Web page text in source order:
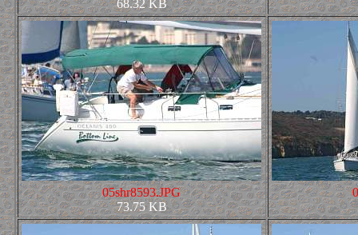
68.32 KB
05shr8593.JPG
73.75 KB